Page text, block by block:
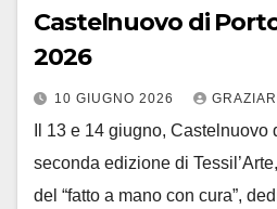
Castelnuovo di
2026
10 GIUGNO 2026
Il 13 e 14 giugno, Castelnuovo
seconda edizione di
del “fatto a mano con cura”,